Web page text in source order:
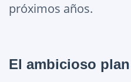
próximos años.
El ambicioso